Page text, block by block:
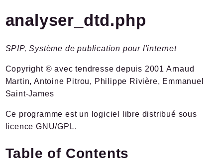
Version5.0.0-beta(399297d)
Documentation
Forge
Développement
Spip
Afficher
analyser_dtd.php
SPIP, Système de publication pour l'internet
Copyright © avec tendresse depuis 2001 Arnaud
Martin, Antoine Pitrou, Philippe Rivière, Emmanuel
Saint-James
Ce programme est un logiciel libre distribué sous
licence GNU/GPL.
Table of Contents